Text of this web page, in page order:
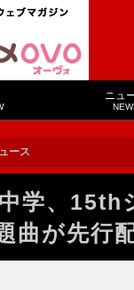
ニュ
ース
学、15th
曲が先行